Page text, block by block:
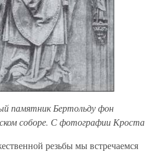
памятник Бертольду фон
соборе. С фотографии Кроста
резьбы мы встречаемся